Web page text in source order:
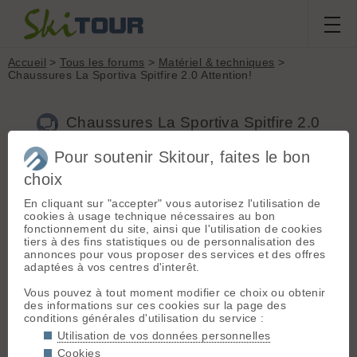
Accueil >Tous les forums > Matériel & techniques >
Chaussures La Sportiva Spitfire 2.0 Attention!
Chaussures La Sportiva Spitfire 2.0
F
franck102[13 posts] - Le 14/12/2020 14:24
Bonjour à tous,
Ce week-end le petit axe de 3mm que vient crocheter le
En bricolant une réparation je fais le tour de la chaussure, et
là je découvre que plus de la moitié des vis cruciformes
apparentes sont desserrées 🙁
Manifestement La Sportiva n’a pas les moyens de s’offrir du
frein filet, donc pensez à vérifier vos chaussures...
Pour soutenir Skitour, faites le bon
choix
En cliquant sur "accepter" vous autorisez l'utilisation de
cookies à usage technique nécessaires au bon
fonctionnement du site, ainsi que l'utilisation de cookies
tiers à des fins statistiques ou de personnalisation des
annonces pour vous proposer des services et des offres
adaptées à vos centres d'interêt.
Vous pouvez à tout moment modifier ce choix ou obtenir
des informations sur ces cookies sur la page des
conditions générales d'utilisation du service :
Utilisation de vos données personnelles
Cookies